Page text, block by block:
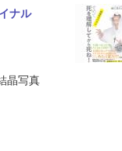
ナル
晶写真